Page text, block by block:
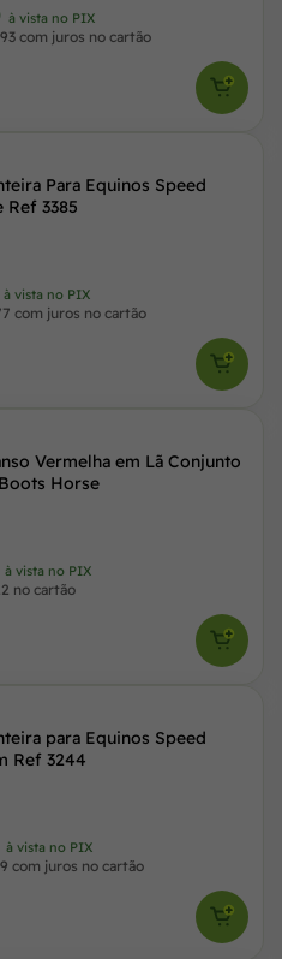
à vista no PIX
com juros no cartão
Para Equinos Speed
Ref 3385
à vista no PIX
com juros no cartão
Vermelha em Lã Conjunto
Horse
à vista no PIX
no cartão
para Equinos Speed
Ref 3244
à vista no PIX
com juros no cartão